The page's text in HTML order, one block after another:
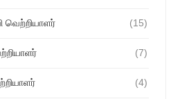
வெற்றியாளர் (15)
(7)
(4)